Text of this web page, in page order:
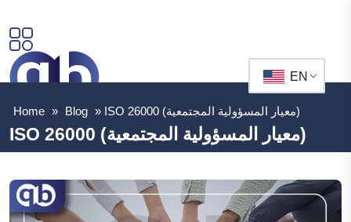
EN
Home » Blog » ISO 26000 (معيار المسؤولية المجتمعية)
ISO 26000 (معيار المسؤولية المجتمعية)